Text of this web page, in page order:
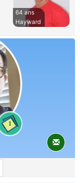
64 ans
Hayward
1